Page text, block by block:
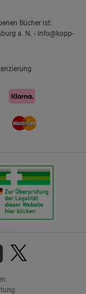
Bücher ist:
a. N. - info@kopp-